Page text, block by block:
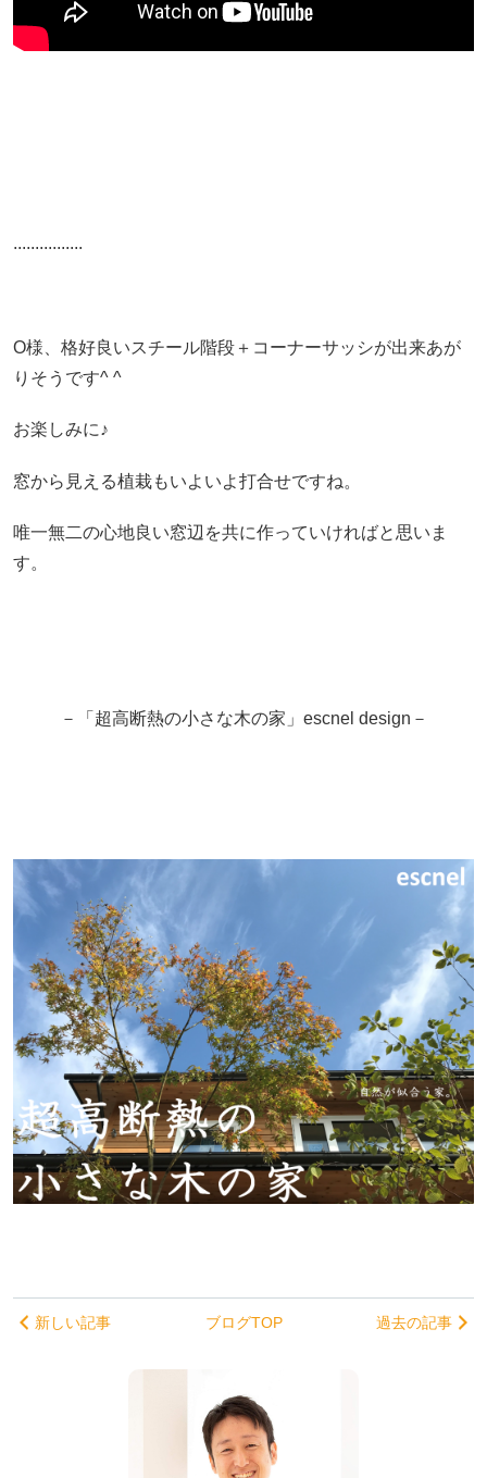
................
O様、格好良いスチール階段＋コーナーサッシが出来あが
りそうです^ ^
お楽しみに♪
窓から見える植栽もいよいよ打合せですね。
唯一無二の心地良い窓辺を共に作っていければと思いま
す。
－「超高断熱の小さな木の家」escnel design－
新しい記事 ブログTOP 過去の記事